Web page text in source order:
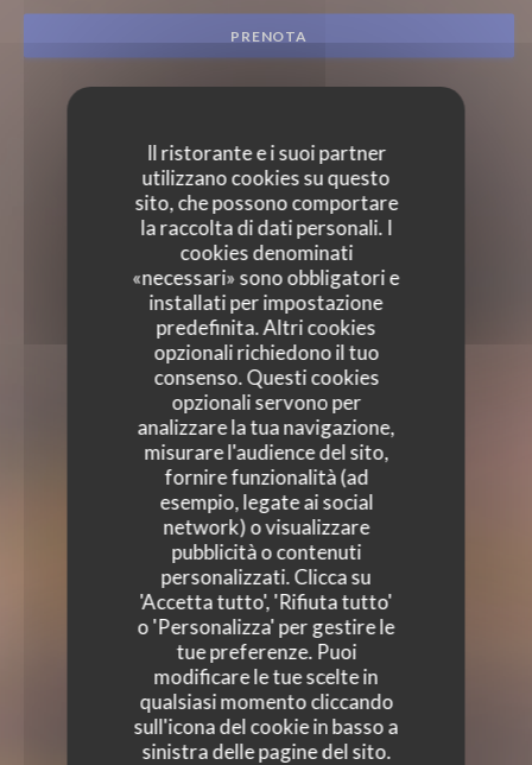
Il ristorante e i suoi partner
utilizzano cookies su questo
sito, che possono comportare
la raccolta di dati personali. I
cookies denominati
«necessari» sono obbligatori e
installati per impostazione
predefinita. Altri cookies
opzionali richiedono il tuo
consenso. Questi cookies
opzionali servono per
analizzare la tua navigazione,
misurare l'audience del sito,
fornire funzionalità (ad
esempio, legate ai social
network) o visualizzare
pubblicità o contenuti
personalizzati. Clicca su
'Accetta tutto', 'Rifiuta tutto'
o 'Personalizza' per gestire le
tue preferenze. Puoi
modificare le tue scelte in
qualsiasi momento cliccando
sull'icona del cookie in basso a
sinistra delle pagine del sito.
PRENOTA